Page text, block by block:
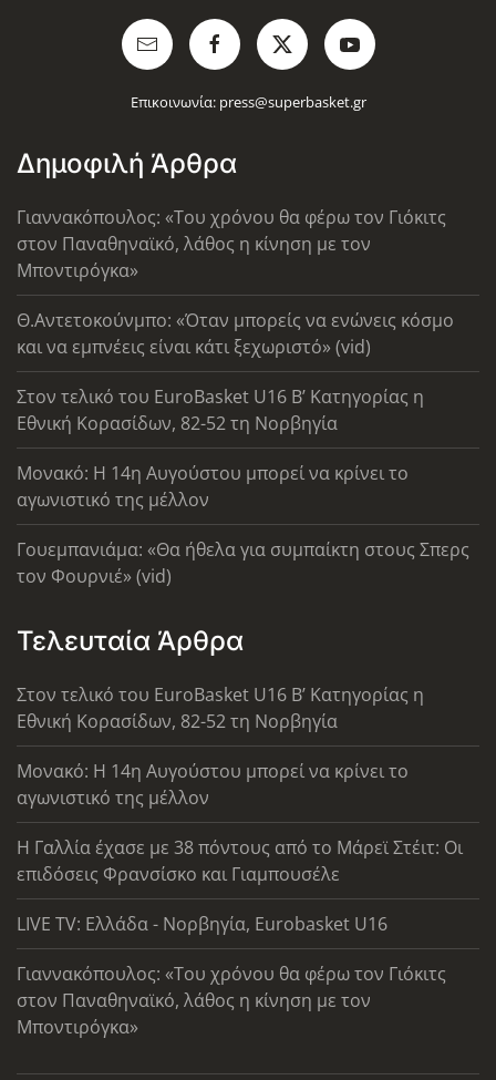
Επικοινωνία: press@superbasket.gr
Δημοφιλή Άρθρα
Γιαννακόπουλος: «Του χρόνου θα φέρω τον Γιόκιτς
στον Παναθηναϊκό, λάθος η κίνηση με τον
Μποντιρόγκα»
Θ.Αντετοκούνμπο: «Όταν μπορείς να ενώνεις κόσμο
και να εμπνέεις είναι κάτι ξεχωριστό» (vid)
Στον τελικό του EuroBasket U16 Β’ Κατηγορίας η
Εθνική Κορασίδων, 82-52 τη Νορβηγία
Μονακό: Η 14η Αυγούστου μπορεί να κρίνει το
αγωνιστικό της μέλλον
Γουεμπανιάμα: «Θα ήθελα για συμπαίκτη στους Σπερς
τον Φουρνιέ» (vid)
Τελευταία Άρθρα
Στον τελικό του EuroBasket U16 Β’ Κατηγορίας η
Εθνική Κορασίδων, 82-52 τη Νορβηγία
Μονακό: Η 14η Αυγούστου μπορεί να κρίνει το
αγωνιστικό της μέλλον
Η Γαλλία έχασε με 38 πόντους από το Μάρεϊ Στέιτ: Οι
επιδόσεις Φρανσίσκο και Γιαμπουσέλε
LIVE TV: Ελλάδα - Νορβηγία, Eurobasket U16
Γιαννακόπουλος: «Του χρόνου θα φέρω τον Γιόκιτς
στον Παναθηναϊκό, λάθος η κίνηση με τον
Μποντιρόγκα»